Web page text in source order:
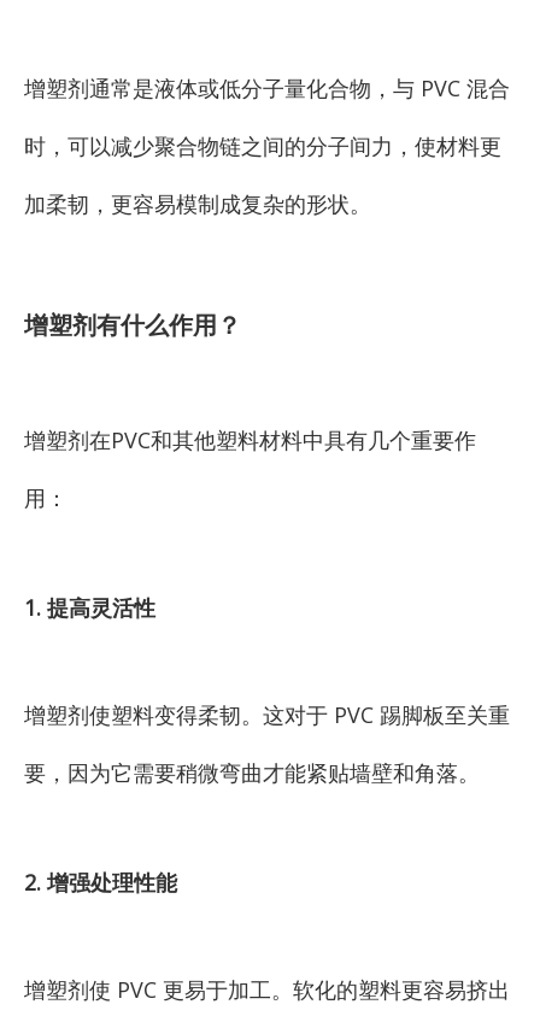
增塑剂通常是液体或低分子量化合物，与 PVC 混合
时，可以减少聚合物链之间的分子间力，使材料更
加柔韧，更容易模制成复杂的形状。
增塑剂有什么作用？
增塑剂在PVC和其他塑料材料中具有几个重要作
用：
1. 提高灵活性
增塑剂使塑料变得柔韧。这对于 PVC 踢脚板至关重
要，因为它需要稍微弯曲才能紧贴墙壁和角落。
2. 增强处理性能
增塑剂使 PVC 更易于加工。软化的塑料更容易挤出